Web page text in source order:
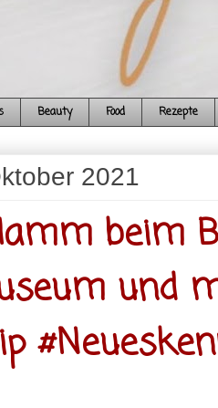
Beauty Food Rezepte
2021
beim
und